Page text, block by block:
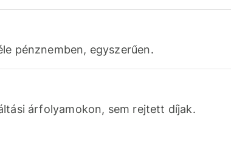
pénznemben, egyszerűen.
árfolyamokon, sem rejtett díjak.